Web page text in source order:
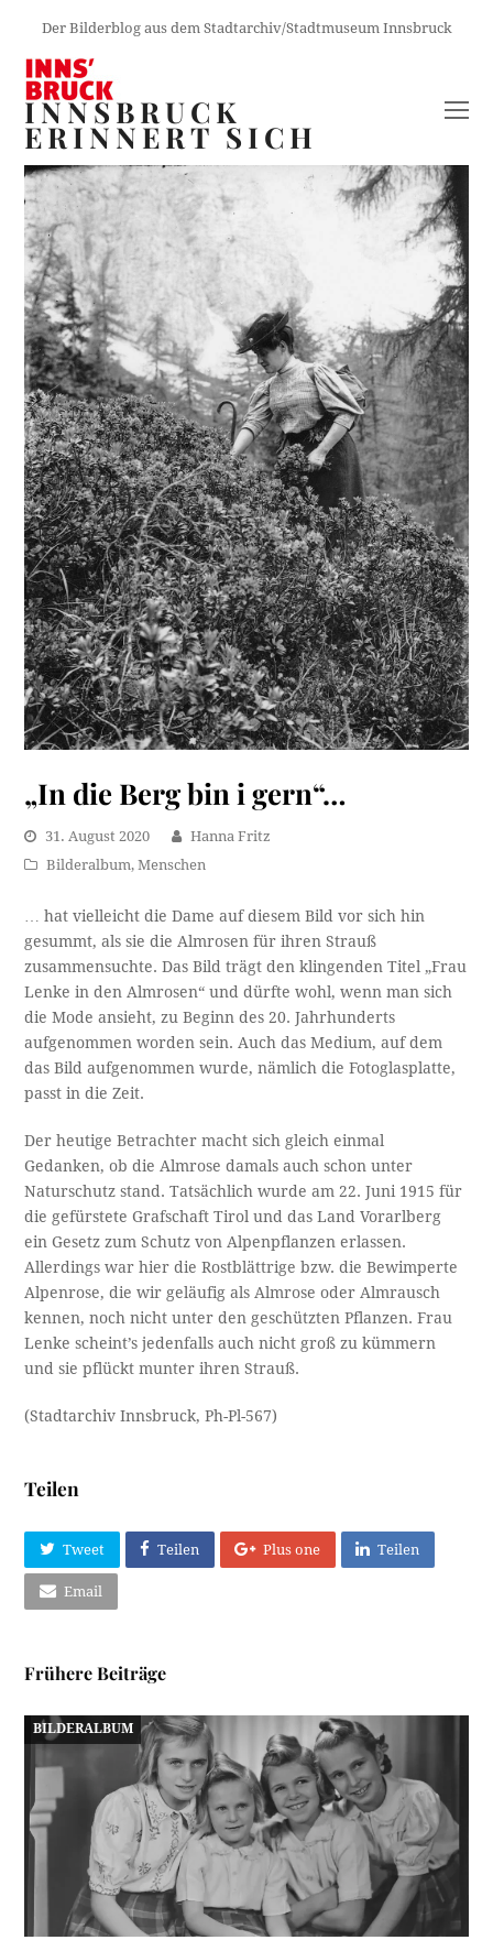
Der Bilderblog aus dem Stadtarchiv/Stadtmuseum Innsbruck
INNSBRUCK
ERINNERT SICH
„In die Berg bin i gern“…
31. August 2020
Hanna Fritz
Bilderalbum,Menschen
… hat vielleicht die Dame auf diesem Bild vor sich hin
gesummt, als sie die Almrosen für ihren Strauß
zusammensuchte. Das Bild trägt den klingenden Titel „Frau
Lenke in den Almrosen“ und dürfte wohl, wenn man sich
die Mode ansieht, zu Beginn des 20. Jahrhunderts
aufgenommen worden sein. Auch das Medium, auf dem
das Bild aufgenommen wurde, nämlich die Fotoglasplatte,
passt in die Zeit.
Der heutige Betrachter macht sich gleich einmal
Gedanken, ob die Almrose damals auch schon unter
Naturschutz stand. Tatsächlich wurde am 22. Juni 1915 für
die gefürstete Grafschaft Tirol und das Land Vorarlberg
ein Gesetz zum Schutz von Alpenpflanzen erlassen.
Allerdings war hier die Rostblättrige bzw. die Bewimperte
Alpenrose, die wir geläufig als Almrose oder Almrausch
kennen, noch nicht unter den geschützten Pflanzen. Frau
Lenke scheint’s jedenfalls auch nicht groß zu kümmern
und sie pflückt munter ihren Strauß.
(Stadtarchiv Innsbruck, Ph-Pl-567)
Teilen
Tweet Teilen Plus one Teilen
Email
Frühere Beiträge
BILDERALBUM